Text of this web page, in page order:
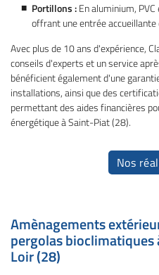
Portillons :En aluminium,
offrant une entrée
Avec plus de 10 ans d'expérience,
conseils d'experts et un service
bénéficient également d'une
installations, ainsi que des
permettant des aides financières
énergétique à Saint-Piat (28).
Nos
Amènagements
pergolas
Loir (28)